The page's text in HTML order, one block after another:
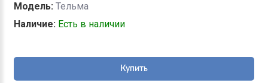
Модель: Тельма
Наличие: Есть в наличии
Купить